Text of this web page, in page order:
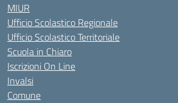
MIUR
Ufficio Scolastico Regionale
Ufficio Scolastico Territoriale
Scuola in Chiaro
Iscrizioni On Line
Invalsi
Comune